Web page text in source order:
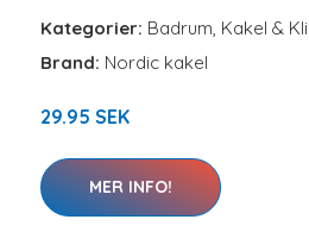
Kategorier: Badrum, Kakel &
Brand: Nordic kakel
29.95 SEK
MER INFO!